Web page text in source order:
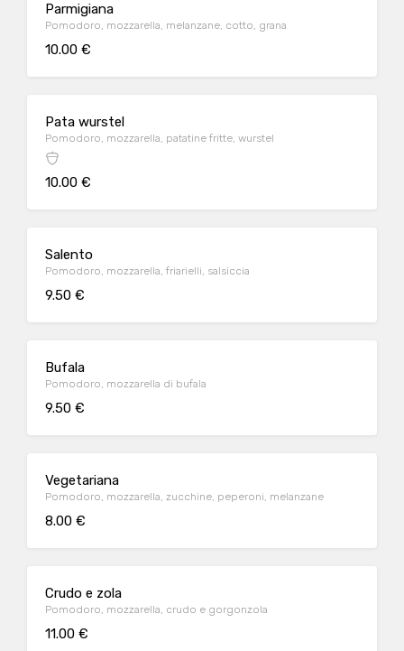
Parmigiana
Pomodoro, mozzarella, melanzane, cotto, grana
10.00 €
Pata wurstel
Pomodoro, mozzarella, patatine fritte, wurstel
10.00 €
Salento
Pomodoro, mozzarella, friarielli, salsiccia
9.50 €
Bufala
Pomodoro, mozzarella di bufala
9.50 €
Vegetariana
Pomodoro, mozzarella, zucchine, peperoni, melanzane
8.00 €
Crudo e zola
Pomodoro, mozzarella, crudo e gorgonzola
11.00 €